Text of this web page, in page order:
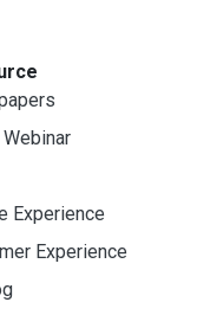
Experience
Experience